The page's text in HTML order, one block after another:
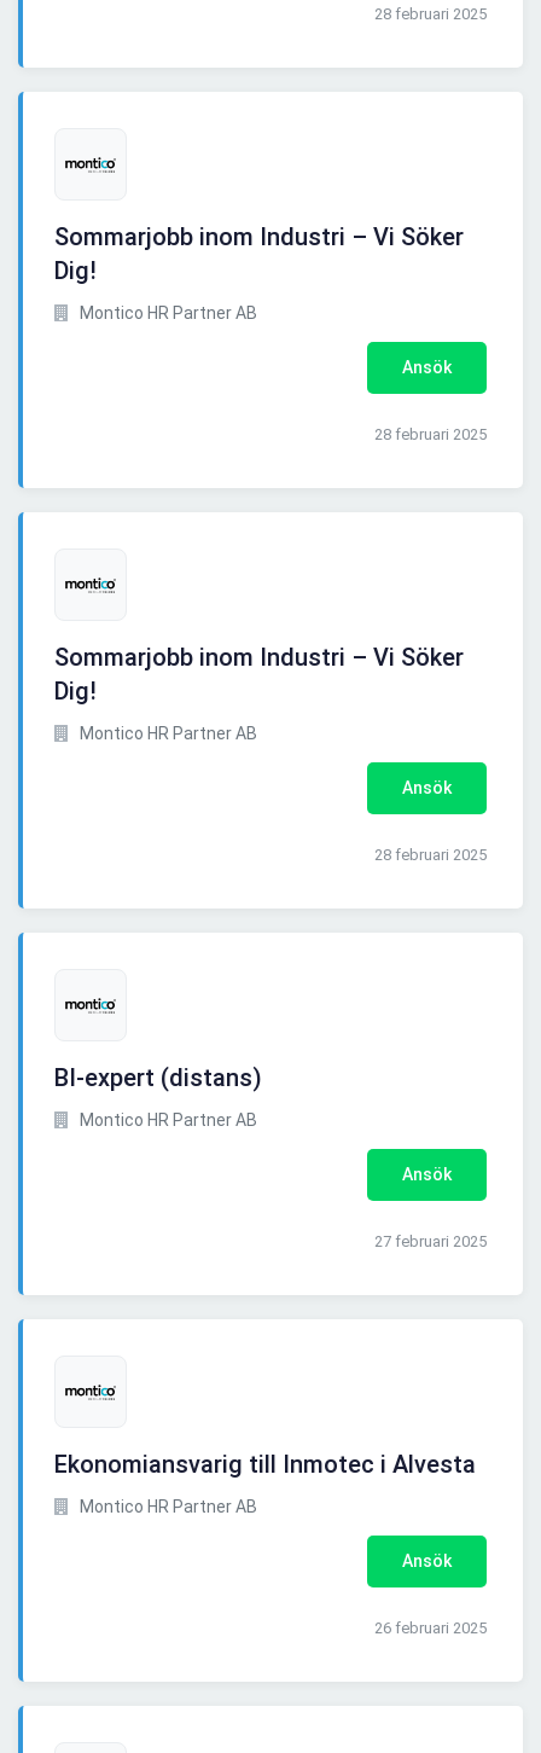
28 februari 2025
Sommarjobb inom Industri – Vi Söker
Dig!
Montico HR Partner AB
Ansök
28 februari 2025
Sommarjobb inom Industri – Vi Söker
Dig!
Montico HR Partner AB
Ansök
28 februari 2025
BI-expert (distans)
Montico HR Partner AB
Ansök
27 februari 2025
Ekonomiansvarig till Inmotec i Alvesta
Montico HR Partner AB
Ansök
26 februari 2025